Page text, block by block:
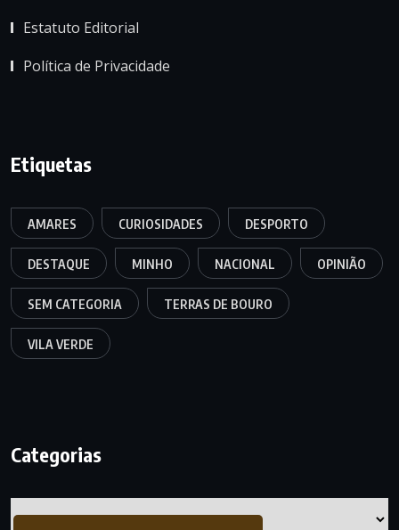
Estatuto Editorial
Política de Privacidade
Etiquetas
AMARES CURIOSIDADES DESPORTO
DESTAQUE MINHO NACIONAL OPINIÃO
SEM CATEGORIA TERRAS DE BOURO
VILA VERDE
Categorias